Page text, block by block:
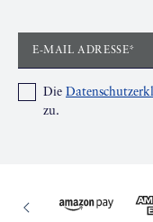
E-MAIL ADRESSE*
Die
zu.